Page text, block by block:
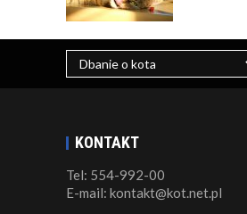
KONTAKT
Tel: 554-992-00
E-mail: kontakt@kot.net.pl